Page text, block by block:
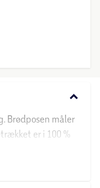
keyboard_arrow_down
Brødposen måler
er i 100 %